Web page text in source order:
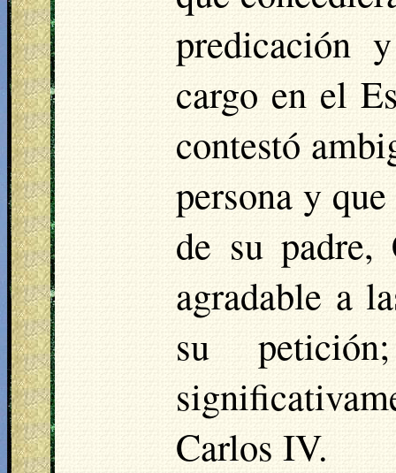
predicación
cargo en el
contestó
persona y
de su padre,
agradable a
su
Carlos IV.